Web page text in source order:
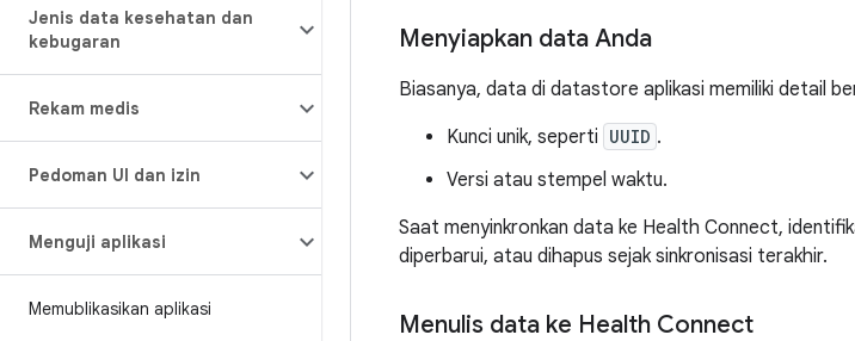
Jenis data kesehatan dan
kebugaran
Rekam medis
Pedoman UI dan izin
Menguji aplikasi
Memublikasikan aplikasi
Menyiapkan data Anda
Biasanya, data di datastore aplikasi memiliki detail
Kunci unik, seperti UUID .
Versi atau stempel waktu.
Saat menyinkronkan data ke Health Connect,
diperbarui, atau dihapus sejak sinkronisasi terakhir.
Menulis data ke Health Connect